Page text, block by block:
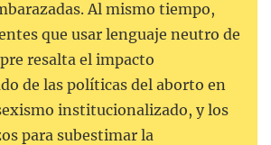
Al mismo tiempo,
que usar lenguaje neutro de
resalta el impacto
de las políticas del aborto en
institucionalizado, y los
para subestimar la